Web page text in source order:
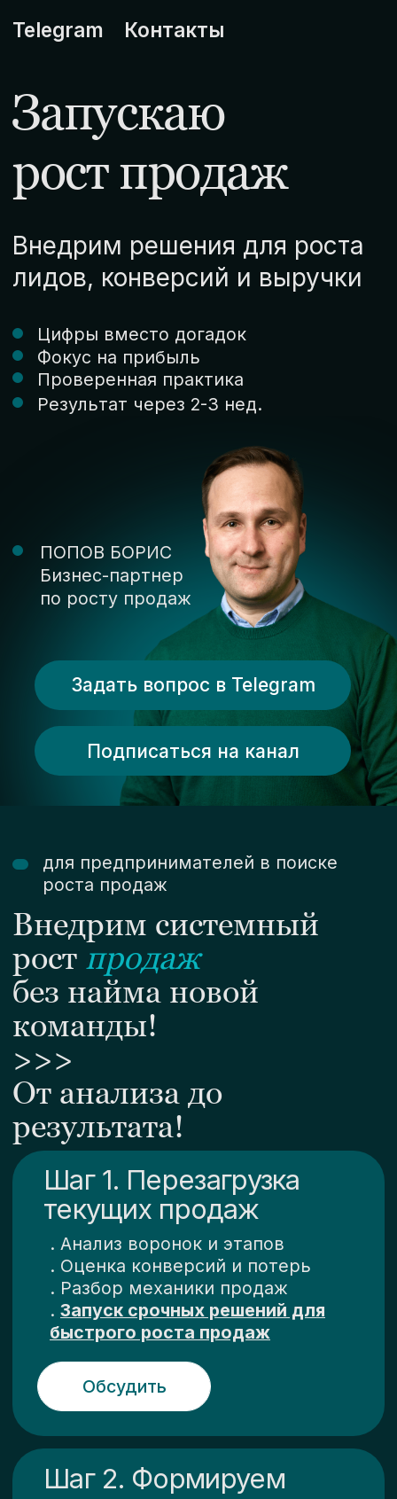
Проверенная практика
Результат через 2-3 нед.
Фокус на прибыль
Цифры вместо догадок
Telegram Контакты
Подписаться на канал
Задать вопрос в Telegram
рост продаж
Внедрим решения для роста
лидов, конверсий и выручки
ПОПОВ БОРИС
Бизнес-партнер
Внедрим системный
рост
продаж
без найма новой
команды!
>>>
От анализа до
результата!
текущих продаж
. Анализ воронок и этапов
. Разбор механики продаж
.Запуск срочных решений для
быстрого роста продаж
Обсудить
Шаг 2. Формируем
цель и план роста
. Утверждаем цель и запрос
. Разбираем бизнес-модель
. Находим решения для роста
.План действий с min затрат и
max роста продаж
Обсудить
Шаг 3. Реализуем план с
поддержкой
. Запуск работы по плану
. Контроль результатов
. Усиление ценных действий
Внедрение системного роста на
основе HADI
Обсудить
для предпринимателей в поиске